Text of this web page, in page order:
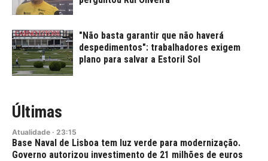
"Não basta garantir que não haverá
despedimentos": trabalhadores exigem
plano para salvar a Estoril Sol
Últimas
Atualidade · 23:15
Base Naval de Lisboa tem luz verde para modernização.
Governo autorizou investimento de 21 milhões de euros